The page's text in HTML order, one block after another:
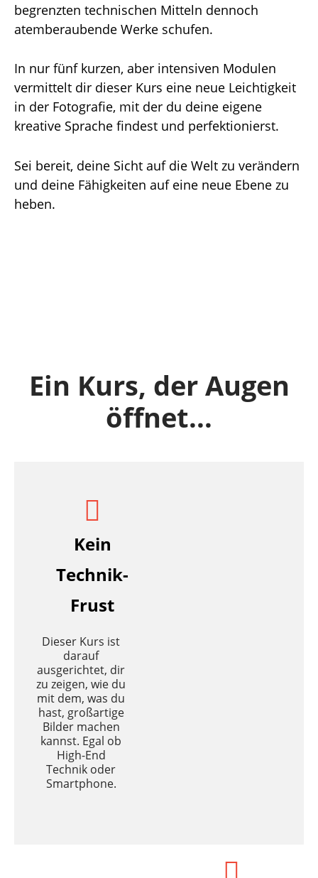
begrenzten technischen Mitteln dennoch
atemberaubende Werke schufen.
In nur fünf kurzen, aber intensiven Modulen
vermittelt dir dieser Kurs eine neue Leichtigkeit
in der Fotografie, mit der du deine eigene
kreative Sprache findest und perfektionierst.
Sei bereit, deine Sicht auf die Welt zu verändern
und deine Fähigkeiten auf eine neue Ebene zu
heben.
Ein Kurs, der Augen
öffnet...
Kein
Technik-
Frust
Dieser Kurs ist
darauf
ausgerichtet, dir
zu zeigen, wie du
mit dem, was du
hast, großartige
Bilder machen
kannst. Egal ob
High-End
Technik oder
Smartphone.